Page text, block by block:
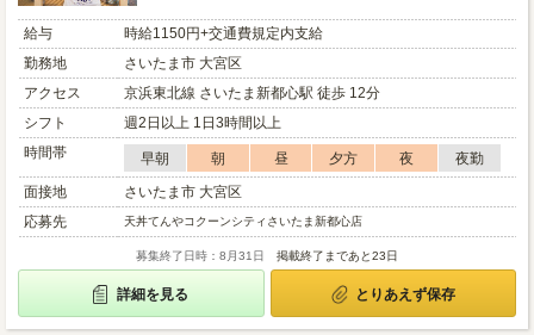
給与
時給1150円+交通費規定内支給
勤務地
さいたま市 大宮区
アクセス
京浜東北線 さいたま新都心駅 徒歩 12分
シフト
週2日以上 1日3時間以上
時間帯
早朝 朝 昼 夕方 夜
夜勤
面接地
さいたま市 大宮区
応募先
天丼てんやコクーンシティさいたま新都心店
募集終了日時：8月31日 掲載終了まであと23日
詳細を見る とりあえず保存